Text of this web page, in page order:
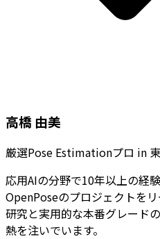
高橋 由美
厳選Pose Estimationプロ in
応用AIの分野で10年以上の経
OpenPoseのプロジェクトを
研究と実用的な本番グレード
熱を注いでいます。